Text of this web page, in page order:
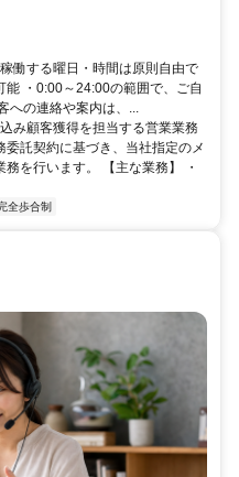
働する曜日・時間は原則自由で
・0:00～24:00の範囲で、ご自
への連絡や案内は、...
み顧客獲得を担当する営業業務
託契約に基づき、当社指定のメ
を行います。 【主な業務】 ・
全歩合制